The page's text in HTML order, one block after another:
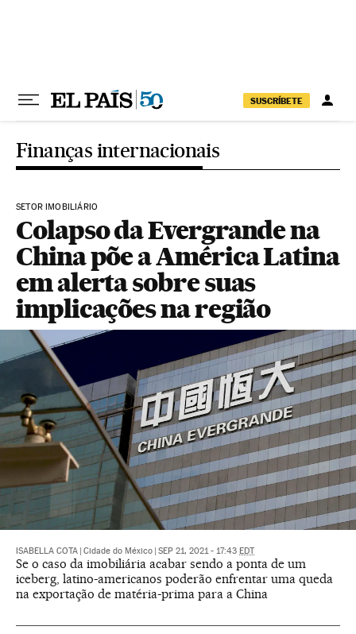
SUSCRÍBETE
Finanças internacionais
SETOR IMOBILIÁRIO
Colapso da Evergrande na
China põe a América Latina
em alerta sobre suas
implicações na região
ISABELLA COTA Cidade do México SEP 21, 2021 - 17:43 EDT
Se o caso da imobiliária acabar sendo a ponta de um
iceberg, latino-americanos poderão enfrentar uma queda
na exportação de matéria-prima para a China